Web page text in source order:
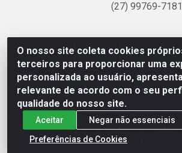
O nosso site coleta cookies
terceiros para proporcionar uma
personalizada ao usuário,
relevante de acordo com o seu
qualidade do nosso site.
Aceitar
Negar não essenciais
Preferências de Cookies
(27) 99769-7181
Linhavix Distribuidora LTDA - Avenida
Quadra314 Lote 05 e 07 - Shell,
29.901-605 - CNPJ 20.857.514/